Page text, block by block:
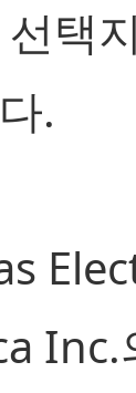
택
.
Inc.